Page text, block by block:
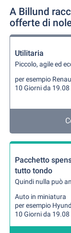
A Billund
offerte di
Utilitaria
Piccolo, agile ed
per esempio
10 Giorni da
Pacchetto
tutto tondo
Quindi nulla può
Auto in miniatura
per esempio
10 Giorni da